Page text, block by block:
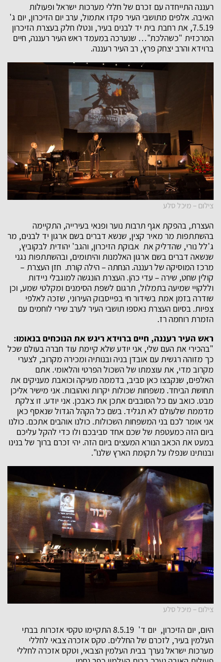
רעננה התייחדה עם זכרם של חללי מערכות ישראל ופעולות
האיבה. אלפים מתושבי העיר פקדו אתמול, ערב יום הזיכרון, יום ג'
7.5.19, את רחבת בית יד לבנים בעיר, ונטלו חלק בעצרת הזיכרון
המרכזית "כשהלכת"… שנערכה במעמד ראש העיר רעננה, חיים
ברוידא והרב יצחק פרץ, רב העיר רעננה.
צילום – מיכל סלע
העצרת, בהפקת אגף תרבות נוער ופנאי בעירייה, התקיימה
בהשתתפות מר מאיר קצין, שנשא דברים בשם ארגון יד לבנים, מר
ג'לל נורי, שהדליק את אבוקת הזיכרון, והגב' יהודית לבקוביץ,
שנשאה דברים בשם ארגון האלמנות והיתומים, ובהשתתפות נגני
מרכז המוסיקה של רעננה. הנחתה – הילה קורח. חזן העצרת –
קולין שחט, שירה – עדי כהן. העצרת הונגשה למוגבלי ניידות
וללקויי שמיעה בתמלול, תרגום לשפת הסימנים ומקלטי שמע, וכן
שודרה בזמן אמת בשידור חי בפייסבוק העירוני, שזכה לאלפי
צפיות. בסיום העצרת נאספו תושבי העיר לערב שירי לוחמים עם
הזמרת רוחמה רז.
ראש העיר רעננה, חיים ברוידא ריגש את הנוכחים בנאומו:
"בהכירי את העם שלי, אני יודע שלא קיימת עוד חברה בעולם שכל
כך מזוהה רגשית עם אובדן בניה ובנותיה ומכירה מקרוב, לצערי
מקרוב מדי, את עוצמתו של השכול הפרטי והלאומי. אתם
האלפים, שנקבצו כאן סביב, בדממה מעיקה וכואבת מעניקים את
תחושת הביחד. משפחות שכולות יקרות ואהובות. אני מישיר אליכן
מבט. כואב עם כל הסובבים אתכן את כאבכן. אני יודע. זו צלקת
מדממת שלעולם לא תגליד. בשם כל הקהל הגדול שנאסף כאן
אני אומר לכם בני המשפחות השכולות. כולנו אוהבים אתכם. כולנו
ביום הזה כמעטפת של שכם אחד סביבכם ולו כדי להקל עליכם
במעט את הכאב הנורא המעצים ביום הזה. יהי זכרם ברוך של בנינו
ובנותינו שנפלו על תקומת הארץ שלנו".
צילום – מיכל סלע
היום, יום הזיכרון, יום ד' 8.5.19 התקיימו טקסי אזכרות בבתי
העלמין בעיר, לזכרם של החללים. טקס אזכרה צבאי לחללי
מערכות ישראל נערך בבית העלמין הצבאי, וטקס אזכרה לחללי